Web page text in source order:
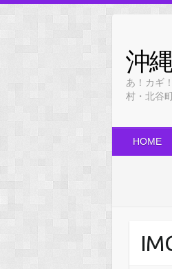
content
沖
あ！カギ
村・北谷
HOME